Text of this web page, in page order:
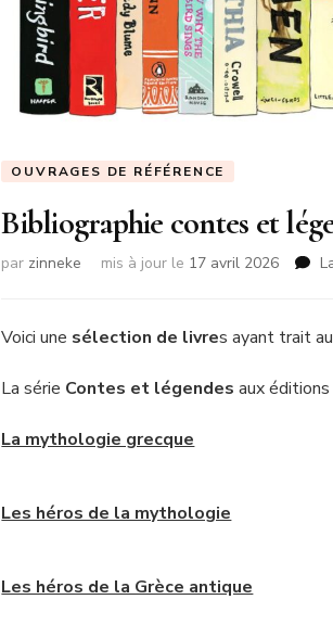
OUVRAGES DE RÉFÉRENCE
Bibliographie contes et
par zinneke mis à jour le 17 avril 2026
Voici une sélection de livres ayant trait
La série Contes et légendes aux
La mythologie grecque
Les héros de la mythologie
Les héros de la Grèce antique